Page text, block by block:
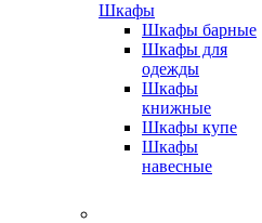
Шкафы
Шкафы барные
Шкафы для
одежды
Шкафы
книжные
Шкафы купе
Шкафы
навесные